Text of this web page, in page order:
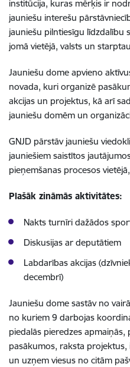
institūcija, kuras mērķis ir
jauniešu interešu
jauniešu pilntiesīgu līdzdalību
jomā vietējā, valsts un
Jauniešu dome apvieno
novada, kuri organizē
akcijas un projektus, kā arī
jauniešu domēm un
GNJD pārstāv jauniešu
jauniešiem saistītos
pieņemšanas procesos
Plašāk zināmās aktivitātes:
Nakts turnīri dažādos
Diskusijas ar deputātiem
Labdarības akcijas
decembrī)
Jauniešu dome sastāv no
no kuriem 9 darbojas
piedalās pieredzes
pasākumos, raksta
un uzņem viesus no citām